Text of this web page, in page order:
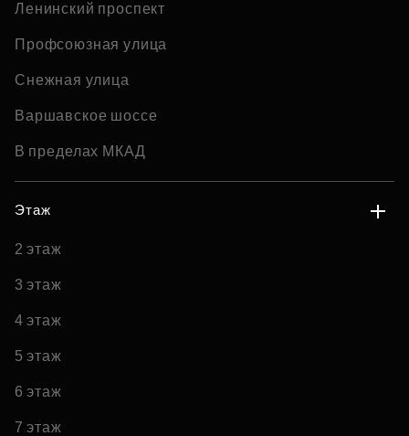
Ленинский проспект
Профсоюзная улица
Снежная улица
Варшавское шоссе
В пределах МКАД
Этаж
2 этаж
3 этаж
4 этаж
5 этаж
6 этаж
7 этаж